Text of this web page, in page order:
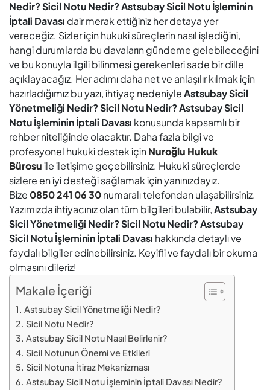
Nedir? Sicil Notu Nedir? Astsubay Sicil Notu İşleminin
İptali Davası dair merak ettiğiniz her detaya yer
vereceğiz. Sizler için hukuki süreçlerin nasıl işlediğini,
hangi durumlarda bu davaların gündeme gelebileceğini
ve bu konuyla ilgili bilinmesi gerekenleri sade bir dille
açıklayacağız. Her adımı daha net ve anlaşılır kılmak için
hazırladığımız bu yazı, ihtiyaç nedeniyleAstsubay Sicil
Yönetmeliği Nedir? Sicil Notu Nedir? Astsubay Sicil
Notu İşleminin İptali Davası konusunda kapsamlı bir
rehber niteliğinde olacaktır. Daha fazla bilgi ve
profesyonel hukuki destek içinNuroğlu Hukuk
Bürosuile iletişime geçebilirsiniz. Hukuki süreçlerde
sizlere en iyi desteği sağlamak için yanınızdayız.
Bize 0850 241 06 30numaralı telefondan ulaşabilirsiniz.
Yazımızda ihtiyacınız olan tüm bilgileri bulabilir,Astsubay
Sicil Yönetmeliği Nedir? Sicil Notu Nedir? Astsubay
Sicil Notu İşleminin İptali Davası hakkında detaylı ve
faydalı bilgiler edinebilirsiniz. Keyifli ve faydalı bir okuma
olmasını dileriz!
Makale İçeriği
Astsubay Sicil Yönetmeliği Nedir?
Sicil Notu Nedir?
Astsubay Sicil Notu Nasıl Belirlenir?
Sicil Notunun Önemi ve Etkileri
Sicil Notuna İtiraz Mekanizması
Astsubay Sicil Notu İşleminin İptali Davası Nedir?